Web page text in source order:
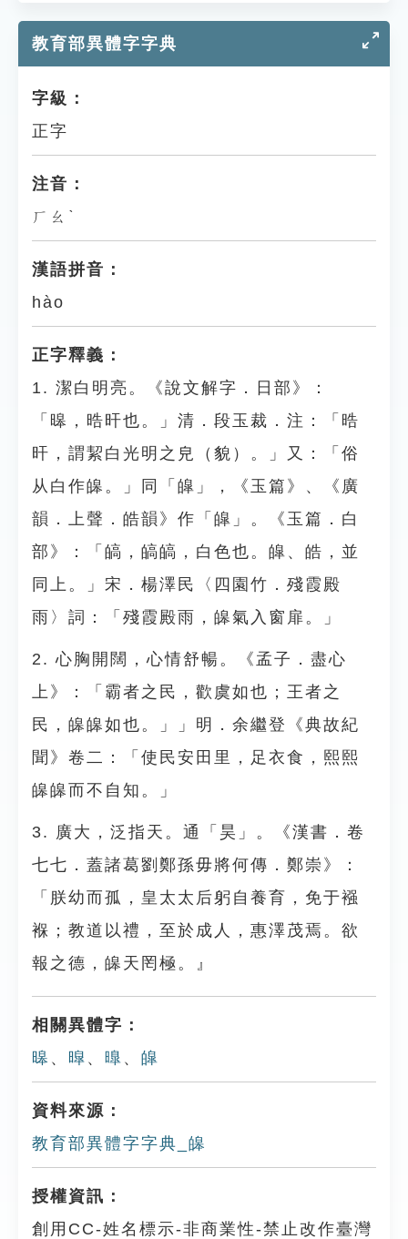
教育部異體字字典
字級：
正字
注音：
ㄏㄠˋ
漢語拼音：
hào
正字釋義：
1. 潔白明亮。《說文解字．日部》：
「暤，晧旰也。」清．段玉裁．注：「晧
旰，謂絜白光明之皃（貌）。」又：「俗
从白作皞。」同「皡」，《玉篇》、《廣
韻．上聲．皓韻》作「皡」。《玉篇．白
部》：「皜，皜皜，白色也。皡、皓，並
同上。」宋．楊澤民〈四園竹．殘霞殿
雨〉詞：「殘霞殿雨，皞氣入窗扉。」
2. 心胸開闊，心情舒暢。《孟子．盡心
上》：「霸者之民，歡虞如也；王者之
民，皞皞如也。」」明．余繼登《典故紀
聞》卷二：「使民安田里，足衣食，熙熙
皞皞而不自知。」
3. 廣大，泛指天。通「昊」。《漢書．卷
七七．蓋諸葛劉鄭孫毋將何傳．鄭崇》：
「朕幼而孤，皇太太后躬自養育，免于襁
褓；教道以禮，至於成人，惠澤茂焉。欲
報之德，皞天罔極。』
相關異體字：
暤 、 暭 、 曍 、 皡
資料來源：
教育部異體字字典_皞
授權資訊：
創用CC-姓名標示-非商業性-禁止改作臺灣